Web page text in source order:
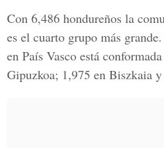
Con 6,486 hondureños la
es el cuarto grupo más
en País Vasco está
Gipuzkoa; 1,975 en Biszkaia y